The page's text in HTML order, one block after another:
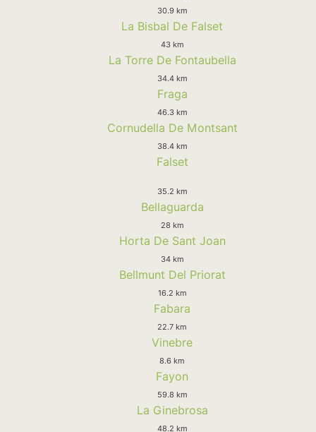
30.9 km
La Bisbal De Falset
43 km
La Torre De Fontaubella
34.4 km
Fraga
46.3 km
Cornudella De Montsant
38.4 km
Falset
35.2 km
Bellaguarda
28 km
Horta De Sant Joan
34 km
Bellmunt Del Priorat
16.2 km
Fabara
22.7 km
Vinebre
8.6 km
Fayon
59.8 km
La Ginebrosa
48.2 km